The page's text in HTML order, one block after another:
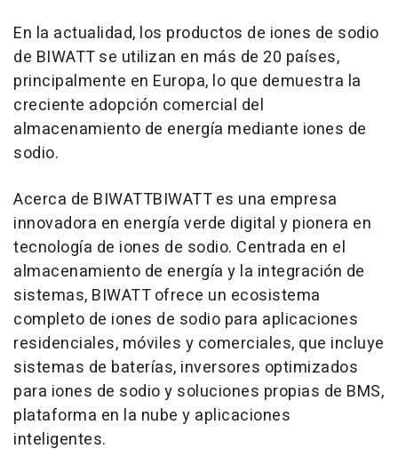
En la actualidad, los productos de iones de sodio
de BIWATT se utilizan en más de 20 países,
principalmente en Europa, lo que demuestra la
creciente adopción comercial del
almacenamiento de energía mediante iones de
sodio.
Acerca de BIWATTBIWATT es una empresa
innovadora en energía verde digital y pionera en
tecnología de iones de sodio. Centrada en el
almacenamiento de energía y la integración de
sistemas, BIWATT ofrece un ecosistema
completo de iones de sodio para aplicaciones
residenciales, móviles y comerciales, que incluye
sistemas de baterías, inversores optimizados
para iones de sodio y soluciones propias de BMS,
plataforma en la nube y aplicaciones
inteligentes.